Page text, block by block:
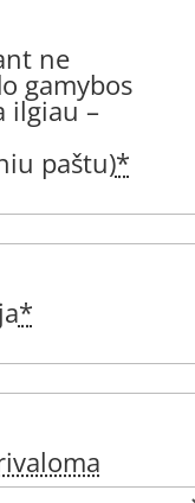
ne
gamybos
ilgiau –
paštu)*
*